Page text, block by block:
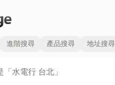
進階搜尋 產品搜尋 地址搜尋